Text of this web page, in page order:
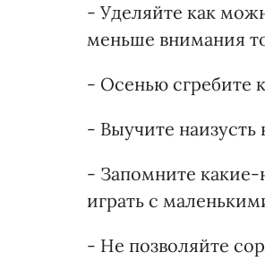
- Уделяйте как
меньше внимания
- Осенью сгребите
- Выучите
- Запомните какие-
играть с
- Не позволяйте